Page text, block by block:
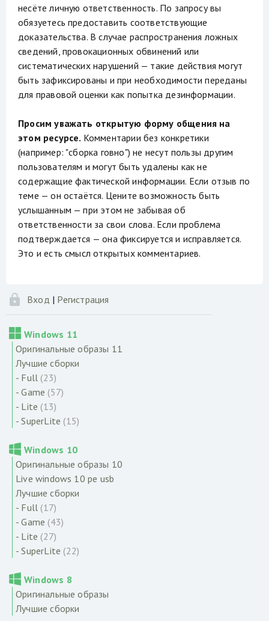
несёте личную ответственность. По запросу вы
обязуетесь предоставить соответствующие
доказательства. В случае распространения ложных
сведений, провокационных обвинений или
систематических нарушений — такие действия могут
быть зафиксированы и при необходимости переданы
для правовой оценки как попытка дезинформации.
Просим уважать открытую форму общения на
этом ресурсе. Комментарии без конкретики
(например: "сборка говно") не несут пользы другим
пользователям и могут быть удалены как не
содержащие фактической информации. Если отзыв по
теме — он остаётся. Цените возможность быть
услышанным — при этом не забывая об
ответственности за свои слова. Если проблема
подтверждается — она фиксируется и исправляется.
Это и есть смысл открытых комментариев.
Вход | Регистрация
Windows 11
Оригинальные образы 11
Лучшие сборки
- Full (23)
- Game (57)
- Lite (13)
- SuperLite (15)
Windows 10
Оригинальные образы 10
Live windows 10 pe usb
Лучшие сборки
- Full (17)
- Game (43)
- Lite (27)
- SuperLite (22)
Windows 8
Оригинальные образы
Лучшие сборки